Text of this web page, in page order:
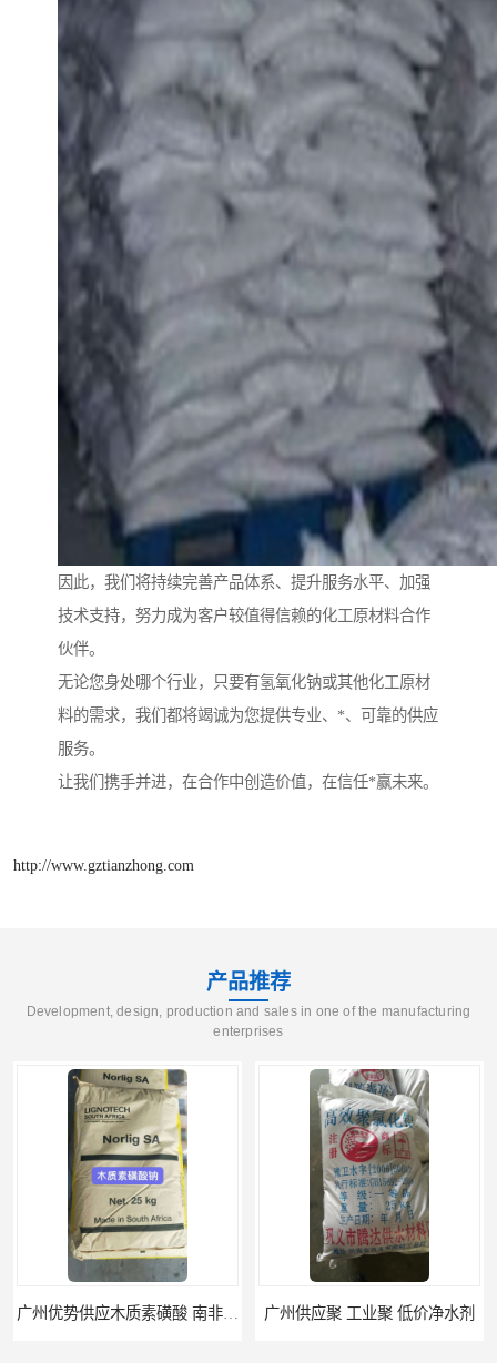
因此，我们将持续完善产品体系、提升服务水平、加强
技术支持，努力成为客户较值得信赖的化工原材料合作
伙伴。
无论您身处哪个行业，只要有氢氧化钠或其他化工原材
料的需求，我们都将竭诚为您提供专业、*、可靠的供应
服务。
让我们携手并进，在合作中创造价值，在信任*赢未来。
http://www.gztianzhong.com
产品推荐
Development, design, production and sales in one of the manufacturing
enterprises
广州供应聚 工业聚 低价净水剂 供应广州 深圳 柠檬酸 山东英轩柠檬酸 二水柠檬酸